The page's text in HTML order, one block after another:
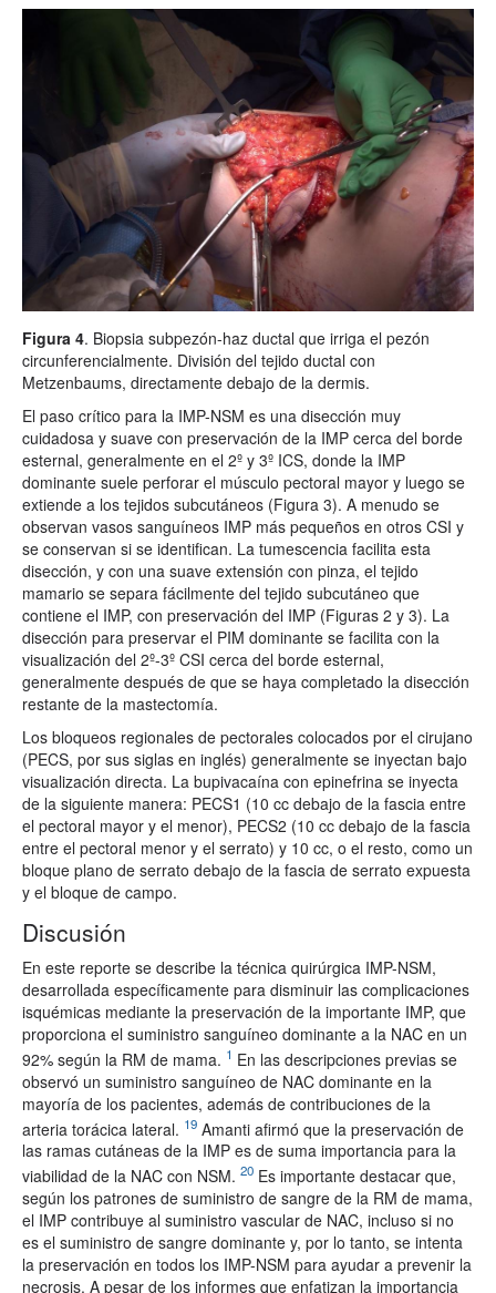
Figura 4. Biopsia subpezón-haz ductal que irriga el pezón
circunferencialmente. División del tejido ductal con
Metzenbaums, directamente debajo de la dermis.
El paso crítico para la IMP-NSM es una disección muy
cuidadosa y suave con preservación de la IMP cerca del borde
esternal, generalmente en el 2º y 3º ICS, donde la IMP
dominante suele perforar el músculo pectoral mayor y luego se
extiende a los tejidos subcutáneos (Figura 3). A menudo se
observan vasos sanguíneos IMP más pequeños en otros CSI y
se conservan si se identifican. La tumescencia facilita esta
disección, y con una suave extensión con pinza, el tejido
mamario se separa fácilmente del tejido subcutáneo que
contiene el IMP, con preservación del IMP (Figuras 2 y 3). La
disección para preservar el PIM dominante se facilita con la
visualización del 2º-3º CSI cerca del borde esternal,
generalmente después de que se haya completado la disección
restante de la mastectomía.
Los bloqueos regionales de pectorales colocados por el cirujano
(PECS, por sus siglas en inglés) generalmente se inyectan bajo
visualización directa. La bupivacaína con epinefrina se inyecta
de la siguiente manera: PECS1 (10 cc debajo de la fascia entre
el pectoral mayor y el menor), PECS2 (10 cc debajo de la fascia
entre el pectoral menor y el serrato) y 10 cc, o el resto, como un
bloque plano de serrato debajo de la fascia de serrato expuesta
y el bloque de campo.
Discusión
En este reporte se describe la técnica quirúrgica IMP-NSM,
desarrollada específicamente para disminuir las complicaciones
isquémicas mediante la preservación de la importante IMP, que
proporciona el suministro sanguíneo dominante a la NAC en un
92% según la RM de mama. 1 En las descripciones previas se
observó un suministro sanguíneo de NAC dominante en la
mayoría de los pacientes, además de contribuciones de la
arteria torácica lateral. 19 Amanti afirmó que la preservación de
las ramas cutáneas de la IMP es de suma importancia para la
viabilidad de la NAC con NSM. 20 Es importante destacar que,
según los patrones de suministro de sangre de la RM de mama,
el IMP contribuye al suministro vascular de NAC, incluso si no
es el suministro de sangre dominante y, por lo tanto, se intenta
la preservación en todos los IMP-NSM para ayudar a prevenir la
necrosis. A pesar de los informes que enfatizan la importancia